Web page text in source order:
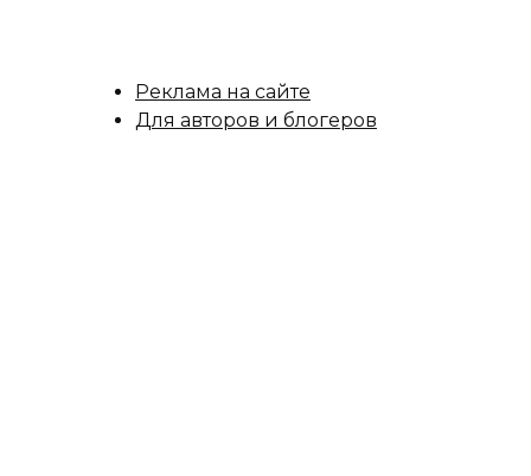
Реклама на сайте
Для авторов и блогеров